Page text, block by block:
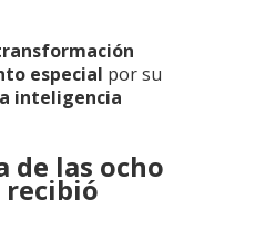
especial por su
inteligencia
de las ocho
recibió